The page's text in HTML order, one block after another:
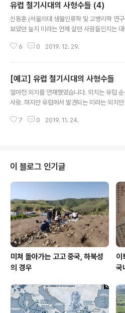
이들 중 대부분이 북유럽 지역, 아일랜드, 영국,
란드, 덴마크, 스웨덴 등지의 나라에서 보고되
Bog body가 보고된 지역. 4번이 지난 회에서
늪지미라가 발견된 지역이다. 7번이 덴마크의
유럽 철기시대의 사형수들 (4)
신동훈 (서울의대 생물인류학 및 고병리학 연
보았던 늪지 미라는 언제 살던 사람들인지는 대
이른시기의 원삼국시대-. 유럽사에서는 로마가
에는 한제국과 아직 멸망 직전의 고조선이 존재
이며 유럽은 케사르의 갈리아 원정이 시작되기
우리나라 원삼국시대의 정황에 대해서 중국쪽
들이 아직 생존하던 시대의 정황은 당시 로마인
6 0 2019. 12. 29.
[예고] 유럽 철기시대의 사형수들
얼마전 외치를 연재했었습니다. 외치는 유럽 순
사람. 하지만 유럽에서 발견되는 미라는 외치만
습니다. 케사르가 정복하기도 이전의 유럽 철기
7 0 2019. 11. 24.
이 블로그 인기글
미쳐 돌아가는 고고 중국, 하북성
의 경우
이
국